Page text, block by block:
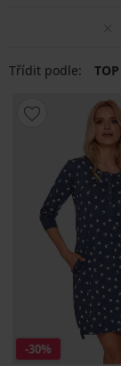
Třídit podle: TOP
-30%